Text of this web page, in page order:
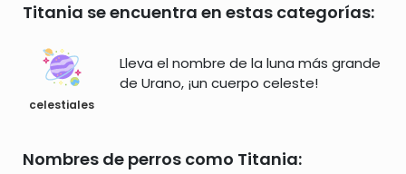
Titania se encuentra en estas categorías:
celestiales
Lleva el nombre de la luna más grande
de Urano, ¡un cuerpo celeste!
Nombres de perros como Titania: